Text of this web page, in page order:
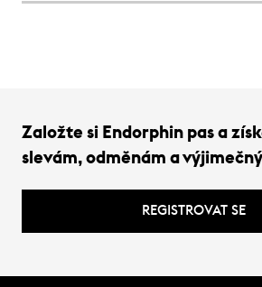
Založte si Endorphin pas a
slevám, odměnám a
REGISTROVAT SE